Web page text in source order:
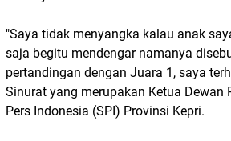
"Saya tidak menyangka kalau anak
saja begitu mendengar namanya
pertandingan dengan Juara 1, saya
Sinurat yang merupakan Ketua
Pers Indonesia (SPI) Provinsi Kepri.